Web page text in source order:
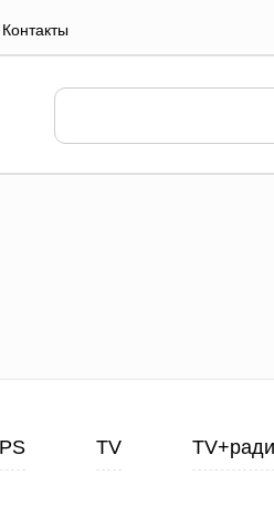
Контакты
TV